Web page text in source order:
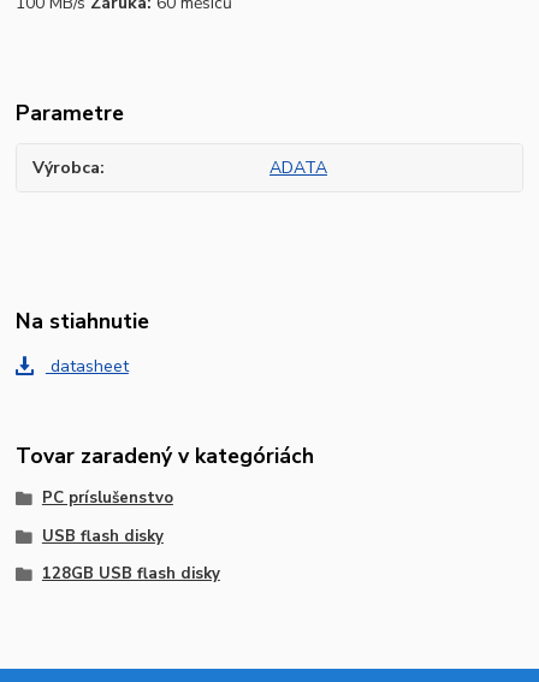
Parametre
Výrobca ADATA
Na stiahnutie
datasheet
Tovar zaradený v kategóriách
PC príslušenstvo
USB flash disky
128GB USB flash disky